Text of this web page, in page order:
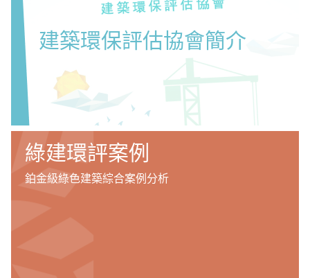
建築環保評估協會簡介
綠建環評案例
鉑金級綠色建築綜合案例分析